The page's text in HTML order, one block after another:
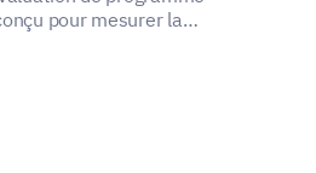
pour mesurer la